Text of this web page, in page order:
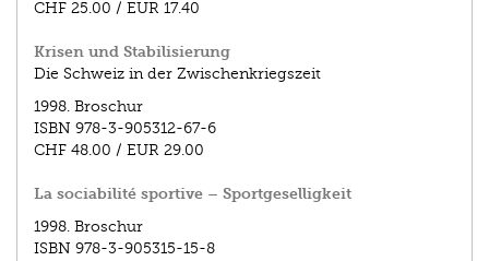
CHF 25.00 / EUR 17.40
Krisen und Stabilisierung
Die Schweiz in der Zwischenkriegszeit
1998. Broschur
ISBN 978-3-905312-67-6
CHF 48.00 / EUR 29.00
La sociabilité sportive – Sportgeselligkeit
1998. Broschur
ISBN 978-3-905315-15-8